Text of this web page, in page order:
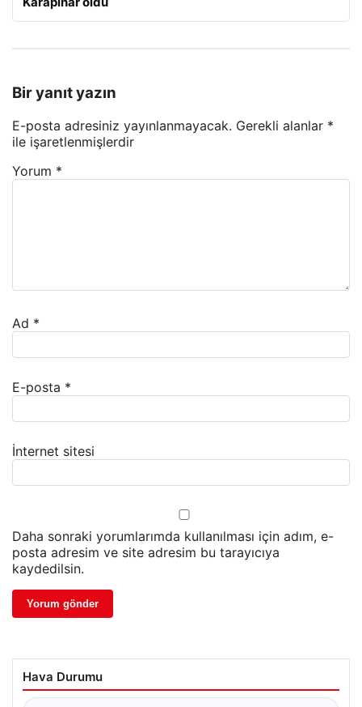
Bir yanıt yazın
E-posta adresiniz yayınlanmayacak. Gerekli alanlar *
ile işaretlenmişlerdir
Yorum *
Ad *
E-posta *
İnternet sitesi
Daha sonraki yorumlarımda kullanılması için adım, e-
posta adresim ve site adresim bu tarayıcıya
kaydedilsin.
Hava Durumu